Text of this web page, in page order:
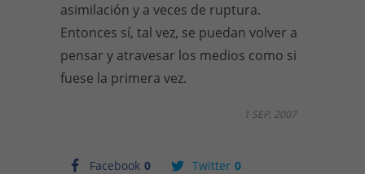
asimilación y a veces de ruptura.
Entonces sí, tal vez, se puedan volver a
pensar y atravesar los medios como si
fuese la primera vez.
Facebook 0 Twitter 0
1 SEP, 2007